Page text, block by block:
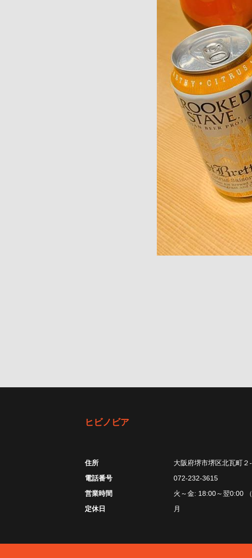
ヒビノビア
住所
大阪府堺市堺区北瓦町
電話番号
072-232-3615
営業時間
火～金: 18:00～翌0:00
定休日
月